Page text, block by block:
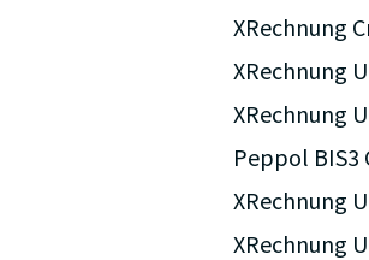
XRechnung
XRechnung
XRechnung
Peppol
XRechnung
XRechnung